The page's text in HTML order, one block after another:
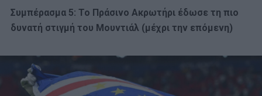
Συμπέρασμα 5: Το Πράσινο Ακρωτήρι έδωσε τη πιο
δυνατή στιγμή του Μουντιάλ (μέχρι την επόμενη)